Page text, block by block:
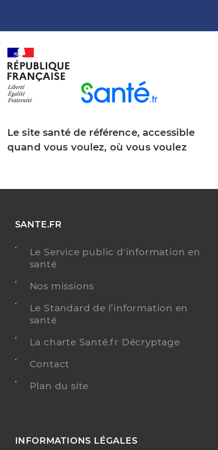
Le site santé de référence, accessible
quand vous voulez, où vous voulez
SANTE.FR
Le Service public d'information en
santé
Nos missions
Le Standard de l’information en
santé
La charte Santé.fr Décryptage
Contact
Plan du site
INFORMATIONS LÉGALES